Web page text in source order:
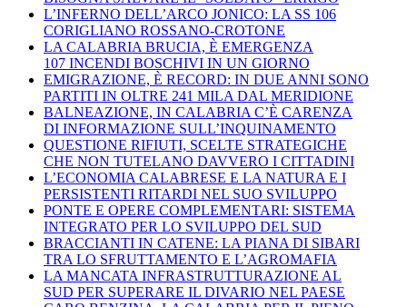
L’INFERNO DELL’ARCO JONICO: LA SS 106
CORIGLIANO ROSSANO-CROTONE
LA CALABRIA BRUCIA, È EMERGENZA
107 INCENDI BOSCHIVI IN UN GIORNO
EMIGRAZIONE, È RECORD: IN DUE ANNI SONO
PARTITI IN OLTRE 241 MILA DAL MERIDIONE
BALNEAZIONE, IN CALABRIA C’È CARENZA
DI INFORMAZIONE SULL’INQUINAMENTO
QUESTIONE RIFIUTI, SCELTE STRATEGICHE
CHE NON TUTELANO DAVVERO I CITTADINI
L’ECONOMIA CALABRESE E LA NATURA E I
PERSISTENTI RITARDI NEL SUO SVILUPPO
PONTE E OPERE COMPLEMENTARI: SISTEMA
INTEGRATO PER LO SVILUPPO DEL SUD
BRACCIANTI IN CATENE: LA PIANA DI SIBARI
TRA LO SFRUTTAMENTO E L’AGROMAFIA
LA MANCATA INFRASTRUTTURAZIONE AL
SUD PER SUPERARE IL DIVARIO NEL PAESE